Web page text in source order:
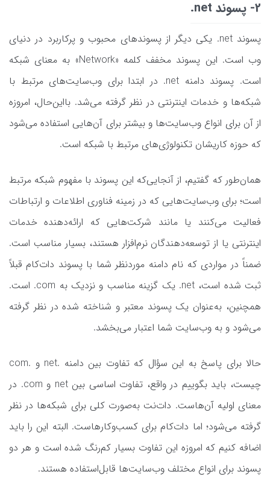
2- پسوند net.
پسوند net. یکی دیگر از پسوندهای محبوب و پرکاربرد در دنیای
وب است. این پسوند مخفف کلمه «Network» به معنای شبکه
است. پسوند دامنه net. در ابتدا برای وب‌سایت‌های مرتبط با
شبکه‌ها و خدمات اینترنتی در نظر گرفته می‌شد. بااین‌حال، امروزه
از آن برای انواع وب‌سایت‌ها و بیشتر برای آن‌هایی استفاده می‌شود
که حوزه کاریشان تکنولوژی‌های مرتبط با شبکه است.
همان‌طور که گفتیم، از آنجایی‌که این پسوند با مفهوم شبکه مرتبط
است؛ برای وب‌سایت‌هایی که در زمینه فناوری اطلاعات و ارتباطات
فعالیت می‌کنند یا مانند شرکت‌هایی که ارائه‌دهنده خدمات
اینترنتی یا از توسعه‌دهندگان نرم‌افزار هستند، بسیار مناسب است.
ضمناً در مواردی که نام دامنه موردنظر شما با پسوند دات‌کام قبلاً
ثبت شده است، net. یک گزینه مناسب و نزدیک به com. است.
همچنین، به‌عنوان یک پسوند معتبر و شناخته شده در نظر گرفته
می‌شود و به وب‌سایت شما اعتبار می‌بخشد.
حالا برای پاسخ به این سؤال که تفاوت بین دامنه .net و .com
چیست، باید بگوییم در واقع، تفاوت اساسی بین net و com. در
معنای اولیه آن‌هاست. دات‌نت به‌صورت کلی برای شبکه‌ها در نظر
گرفته می‌شود؛ اما دات‌کام برای کسب‌وکارهاست. البته این را باید
اضافه کنیم که امروزه این تفاوت بسیار کم‌رنگ شده است و هر دو
پسوند برای انواع مختلف وب‌سایت‌ها قابل‌استفاده هستند.